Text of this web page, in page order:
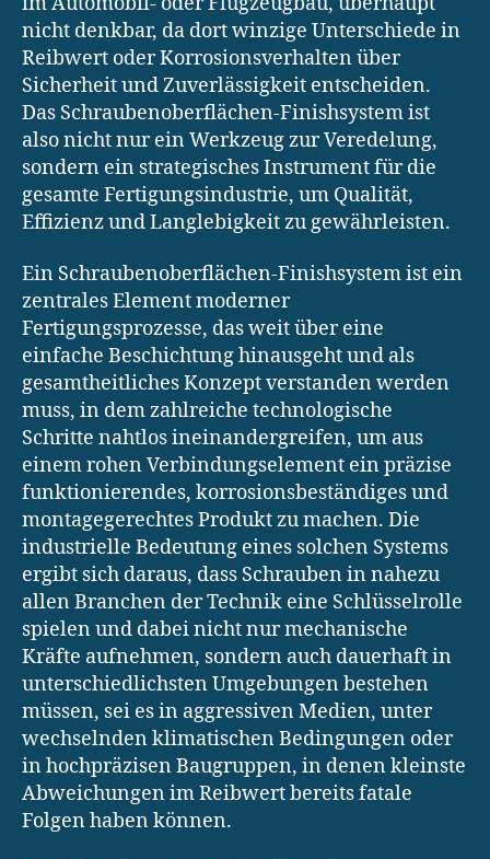
nicht denkbar, da dort winzige Unterschiede in
Reibwert oder Korrosionsverhalten über
Sicherheit und Zuverlässigkeit entscheiden.
Das Schraubenoberflächen-Finishsystem ist
also nicht nur ein Werkzeug zur Veredelung,
sondern ein strategisches Instrument für die
gesamte Fertigungsindustrie, um Qualität,
Effizienz und Langlebigkeit zu gewährleisten.
Ein Schraubenoberflächen-Finishsystem ist ein
zentrales Element moderner
Fertigungsprozesse, das weit über eine
einfache Beschichtung hinausgeht und als
gesamtheitliches Konzept verstanden werden
muss, in dem zahlreiche technologische
Schritte nahtlos ineinandergreifen, um aus
einem rohen Verbindungselement ein präzise
funktionierendes, korrosionsbeständiges und
montagegerechtes Produkt zu machen. Die
industrielle Bedeutung eines solchen Systems
ergibt sich daraus, dass Schrauben in nahezu
allen Branchen der Technik eine Schlüsselrolle
spielen und dabei nicht nur mechanische
Kräfte aufnehmen, sondern auch dauerhaft in
unterschiedlichsten Umgebungen bestehen
müssen, sei es in aggressiven Medien, unter
wechselnden klimatischen Bedingungen oder
in hochpräzisen Baugruppen, in denen kleinste
Abweichungen im Reibwert bereits fatale
Folgen haben können.